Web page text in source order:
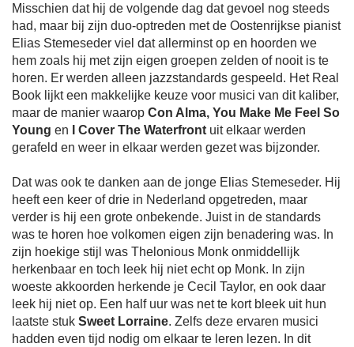
Misschien dat hij de volgende dag dat gevoel nog steeds
had, maar bij zijn duo-optreden met de Oostenrijkse pianist
Elias Stemeseder viel dat allerminst op en hoorden we
hem zoals hij met zijn eigen groepen zelden of nooit is te
horen. Er werden alleen jazzstandards gespeeld. Het Real
Book lijkt een makkelijke keuze voor musici van dit kaliber,
maar de manier waarop Con Alma, You Make Me Feel So
Young en I Cover The Waterfront uit elkaar werden
gerafeld en weer in elkaar werden gezet was bijzonder.
Dat was ook te danken aan de jonge Elias Stemeseder. Hij
heeft een keer of drie in Nederland opgetreden, maar
verder is hij een grote onbekende. Juist in de standards
was te horen hoe volkomen eigen zijn benadering was. In
zijn hoekige stijl was Thelonious Monk onmiddellijk
herkenbaar en toch leek hij niet echt op Monk. In zijn
woeste akkoorden herkende je Cecil Taylor, en ook daar
leek hij niet op. Een half uur was net te kort bleek uit hun
laatste stuk Sweet Lorraine. Zelfs deze ervaren musici
hadden even tijd nodig om elkaar te leren lezen. In dit